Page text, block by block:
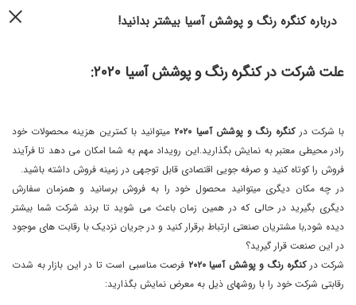
درباره کنگره رنگ و پوشش آسیا بیشتر بدانید!
علت شرکت در کنگره رنگ و پوشش آسیا ٢٠٢٠:
با شرکت درکنگره رنگ و پوشش آسیا ٢٠٢٠
میتوانید با کمترین هزینه محصولات خود
رادر محیطی معتبر به نمایش بگذارید.این رویداد مهم به شما امکان می دهد تا فرآیند
فروش را کوتاه کنید و صرفه جویی اقتصادی قابل توجهی در زمینه فروش داشته باشید.
در چه مکان دیگری میتوانید محصول خود را به فروش برسانید و همزمان سفارش
دیگری بگیرید در حالی که در همین زمان باعث می شوید تا برند شرکت شما بیشتر
دیده شود,با مشتریان صنعتی ارتباط برقرار کنید و در جریان نزدیک با رقابت های موجود
در این صنعت قرار گیرید؟
شرکت در کنگره رنگ و پوشش آسیا ٢٠٢٠
فرصت مناسبی است تا در این بازار به شدت
رقابتی شرکت خود را با روشهای ذیل به معرض نمایش بگذارید: